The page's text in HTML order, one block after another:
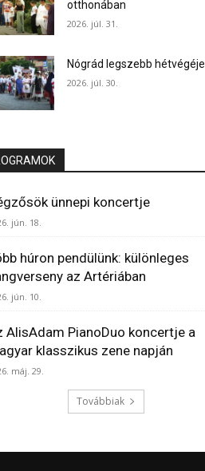
otthonában
2026. júl. 31.
Nógrád legszebb hétvégéje
2026. júl. 30.
ünnepi koncertje
jún. 18.
húron pendülünk: különleges
az Artériában
jún. 10.
AlisAdam PianoDuo koncertje a
klasszikus zene napján
máj. 29.
Továbbiak